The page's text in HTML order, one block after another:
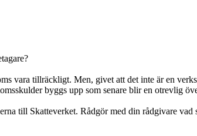
vara tillräckligt. Men, givet att det inte är en
byggs upp som senare blir en otrevlig
till Skatteverket. Rådgör med din rådgivare vad